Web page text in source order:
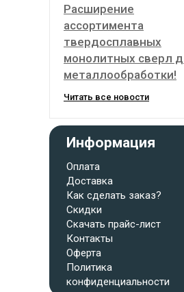
Расширение
ассортимента
твердосплавных
монолитных сверл
металлообработки!
Читать все новости
Информация
Оплата
Доставка
Как сделать заказ?
Скидки
Скачать прайс-лист
Контакты
Оферта
Политика
конфиденциальности